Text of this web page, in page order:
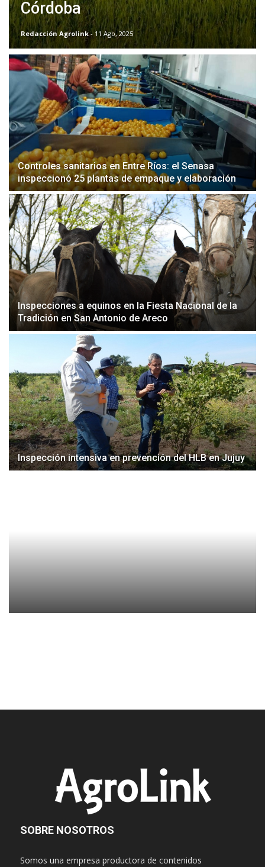
Córdoba
Redacción Agrolink - 11 Ago, 2025
Controles sanitarios en Entre Ríos: el Senasa
inspeccionó 25 plantas de empaque y elaboración
Inspecciones a equinos en la Fiesta Nacional de la
Tradición en San Antonio de Areco
Inspección intensiva en prevención del HLB en Jujuy
SOBRE NOSOTROS
Somos una empresa productora de contenidos